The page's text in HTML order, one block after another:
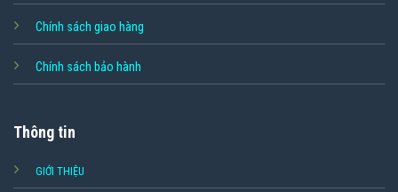
Chính sách giao hàng
Chính sách bảo hành
Thông tin
GIỚI THIỆU